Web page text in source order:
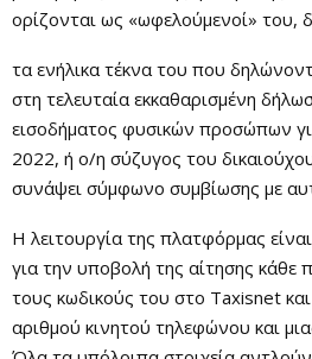
ορίζονται ως «ωφελούμενοί» του,
τα ενήλικα τέκνα του που
στη τελευταία εκκαθαρισμένη
εισοδήματος φυσικών προσώπων
2022, ή ο/η σύζυγος του
συνάψει σύμφωνο συμβίωσης με
H λειτουργία της πλατφόρμας
για την υποβολή της αίτησης κάθε
τους κωδικούς του στο Taxisnet
αριθμού κινητού τηλεφώνου και